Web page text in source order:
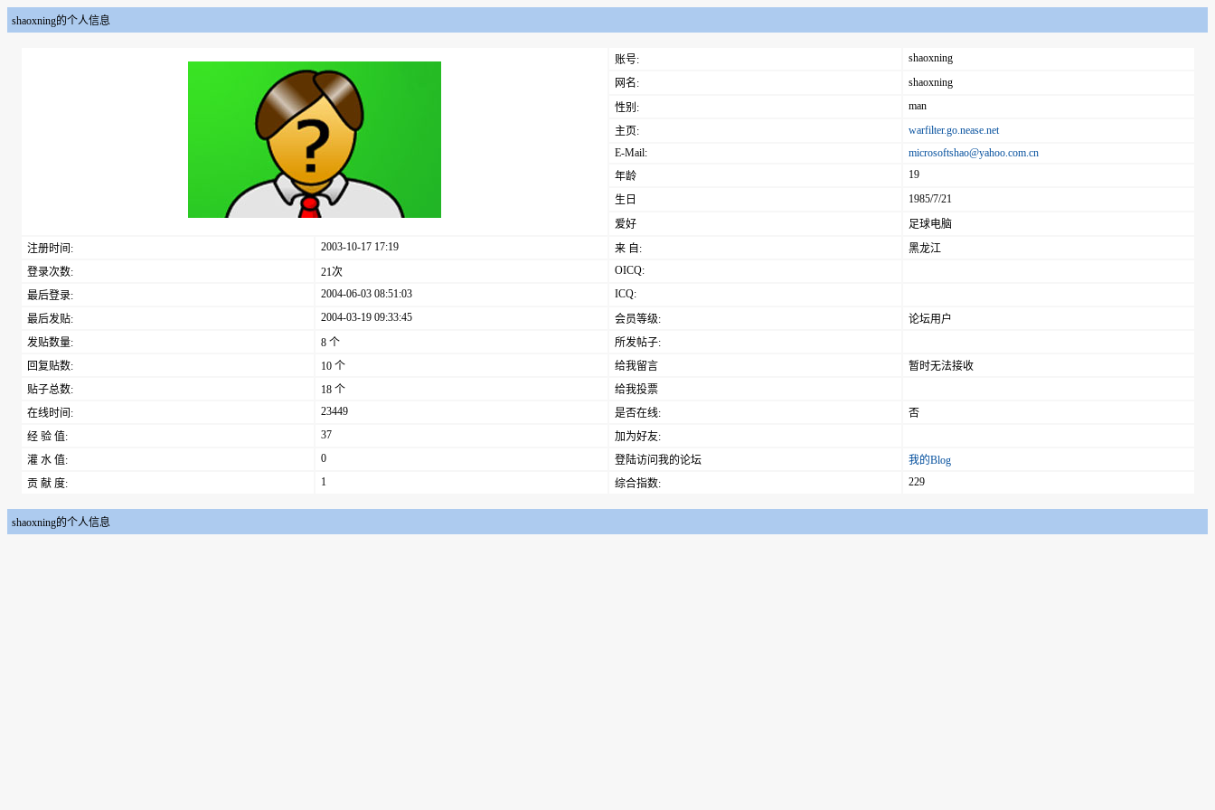
shaoxning的个人信息
账号:
shaoxning
网名:
shaoxning
性别:
man
主页:
warfilter.go.nease.net
E-Mail:
microsoftshao@yahoo.com.cn
年龄
19
生日
1985/7/21
爱好
足球电脑
注册时间:
2003-10-17 17:19 来 自:
黑龙江
登录次数:
21次
OICQ:
最后登录:
2004-06-03 08:51:03
ICQ:
最后发贴:
2004-03-19 09:33:45 会员等级:
论坛用户
发贴数量:
8 个
所发帖子:
回复贴数:
10 个 给我留言
暂时无法接收
贴子总数:
18 个
给我投票
在线时间:
23449 是否在线:
否
经 验 值:
37
加为好友:
灌 水 值:
0 登陆访问我的论坛
我的Blog
贡 献 度:
1 综合指数: 229
shaoxning的个人信息